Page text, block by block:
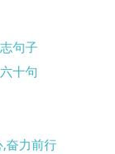
句子
十句
奋力前行